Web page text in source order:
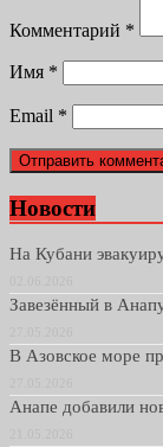
Комментарий *
Имя *
Email *
Новости
На Кубани
Завезённый в
В Азовское море
Анапе добавили